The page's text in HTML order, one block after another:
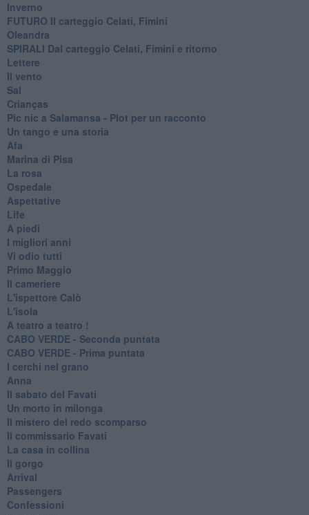
Inverno
FUTURO Il carteggio Celati, Fimini
Oleandra
SPIRALI Dal carteggio Celati, Fimini e ritorno
Lettere
Il vento
Sal
Crianças
Pic nic a Salamansa - Plot per un racconto
Un tango e una storia
Afa
Marina di Pisa
La rosa
Ospedale
Aspettative
Life
A piedi
I migliori anni
Vi odio tutti
Primo Maggio
Il cameriere
L'ispettore Calò
L'isola
A teatro a teatro !
CABO VERDE - Seconda puntata
CABO VERDE - Prima puntata
I cerchi nel grano
Anna
Il sabato del Favati
Un morto in milonga
Il mistero del redo scomparso
Il commissario Favati
La casa in collina
Il gorgo
Arrival
Passengers
Confessioni